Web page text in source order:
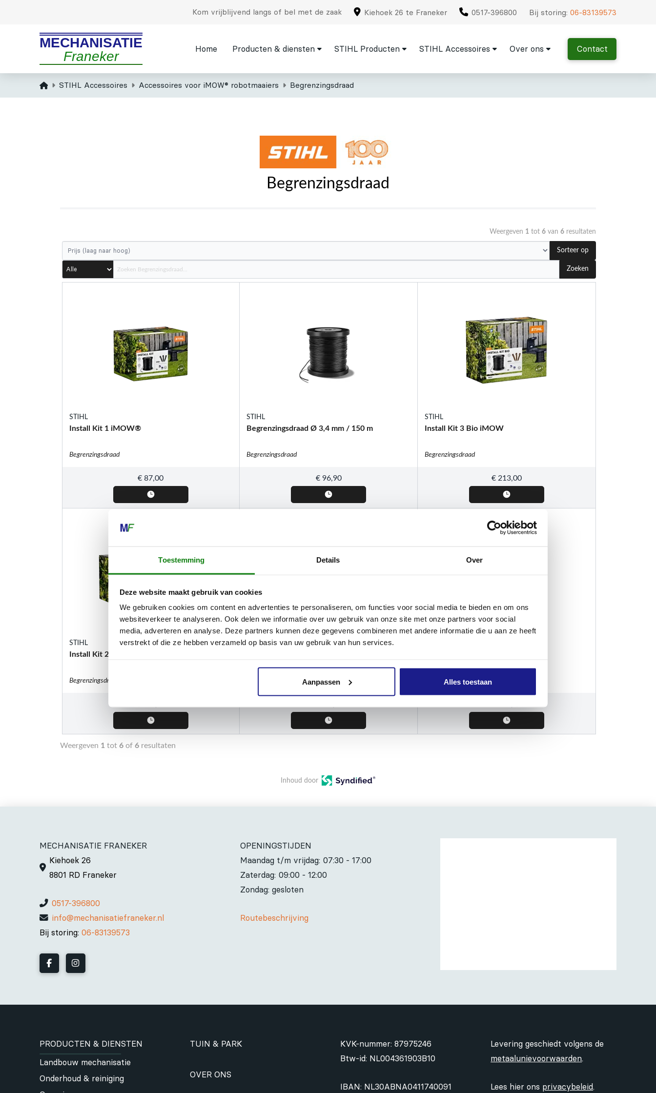
Toestemming Details Over
Deze website maakt gebruik van cookies
We gebruiken cookies om content en advertenties te personaliseren, om functies voor social media te bieden en om ons
websiteverkeer te analyseren. Ook delen we informatie over uw gebruik van onze site met onze partners voor social
media, adverteren en analyse. Deze partners kunnen deze gegevens combineren met andere informatie die u aan ze heeft
verstrekt of die ze hebben verzameld op basis van uw gebruik van hun services.
Aanpassen Alles toestaan
Kom vrijblijvend langs of bel met de zaak Kiehoek 26 te Franeker 0517-396800 Bij storing:06-83139573
MECHANISATIE
Franeker
Home Producten & diensten STIHL Producten STIHL Accessoires Over ons Contact
HomeSTIHL Accessoires Accessoires voor iMOW® robotmaaiers Begrenzingsdraad
Begrenzingsdraad
Weergeven 1 tot 6 van 6 resultaten
Sorteer op
Zoeken
STIHL
Install Kit 1 iMOW®
Begrenzingsdraad
€ 87,00
STIHL
Begrenzingsdraad Ø 3,4 mm / 150 m
Begrenzingsdraad
€96,90
STIHL
Install Kit 3 Bio iMOW
Begrenzingsdraad
€ 213,00
STIHL
Install Kit 2 Plus iMOW
Begrenzingsdraad
STIHL
Begrenzingsdraad
Weergeven 1 tot 6 of 6 resultaten
Inhoud door
MECHANISATIE FRANEKER
Kiehoek 26
8801 RD Franeker
0517-396800
info@mechanisatiefraneker.nl
Bij storing: 06-83139573
OPENINGSTIJDEN
Maandag t/m vrijdag: 07:30 - 17:00
Zaterdag: 09:00 - 12:00
Zondag: gesloten
Routebeschrijving
PRODUCTEN & DIENSTEN
Landbouw mechanisatie
Onderhoud & reiniging
TUIN & PARK
OVER ONS
KVK-nummer: 87975246
Btw-id: NL004361903B10
IBAN: NL30ABNA0411740091
Levering geschiedt volgens de
metaalunievoorwaarden.
Lees hier ons privacybeleid.